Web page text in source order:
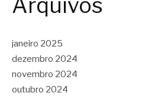
janeiro 2025
dezembro 2024
novembro 2024
outubro 2024